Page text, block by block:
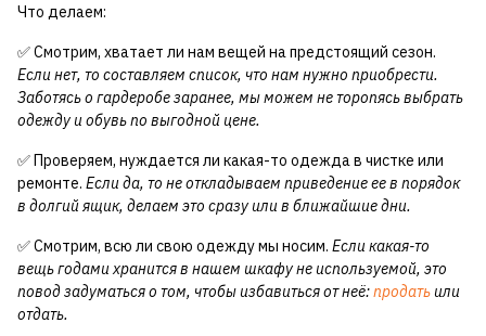
Что делаем:
✅ Смотрим, хватает ли нам вещей на предстоящий сезон.
Если нет, то составляем список, что нам нужно приобрести.
Заботясь о гардеробе заранее, мы можем не торопясь выбрать
одежду и обувь по выгодной цене.
✅ Проверяем, нуждается ли какая-то одежда в чистке или
ремонте. Если да, то не откладываем приведение ее в порядок
в долгий ящик, делаем это сразу или в ближайшие дни.
✅ Смотрим, всю ли свою одежду мы носим. Если какая-то
вещь годами хранится в нашем шкафу не используемой, это
повод задуматься о том, чтобы избавиться от неё:продатьили
отдать.